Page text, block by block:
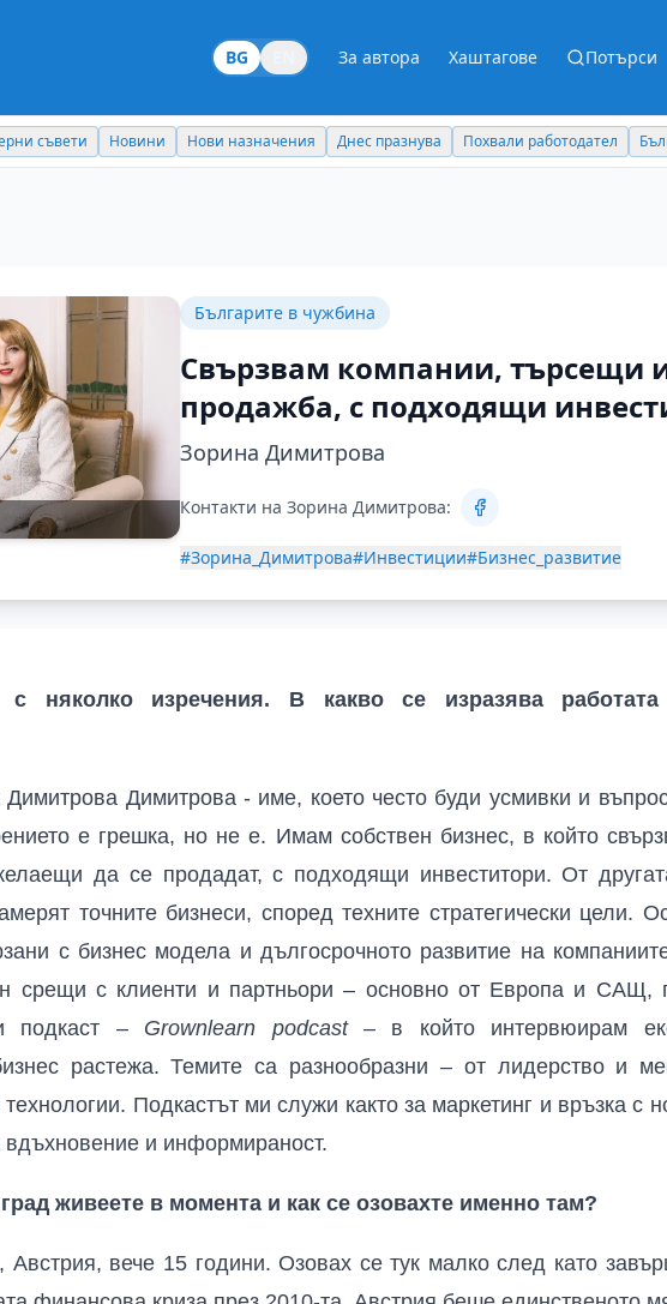
BG За автора Хаштагове Потърси
съвети Новини Нови назначения Днес празнува Похвали работодател
Българите в чужбина
Свързвам компании, търсещи
продажба, с подходящи
Зорина Димитрова
Контакти на Зорина Димитрова:
#Зорина_Димитрова#Инвестиции#Бизнес_развитие
с няколко изречения. В какво се изразява
Димитрова-име, което често буди усмивки и
е грешка, но не е. Имам собствен бизнес, в който
да се продадат, с подходящи инвеститори. От
точните бизнеси, според техните стратегически цели.
с бизнес модела и дългосрочното развитие на
срещи с клиенти и партньори – основно от Европа и САЩ,
подкаст – Grownlearn podcast– в който интервюирам
растежа. Темите са разнообразни – от лидерство и
Подкастът ми служи както за маркетинг и връзка с
вдъхновение и информираност.
живеете в момента и как се озовахте именно там?
вече 15 години. Озовах се тук малко след като